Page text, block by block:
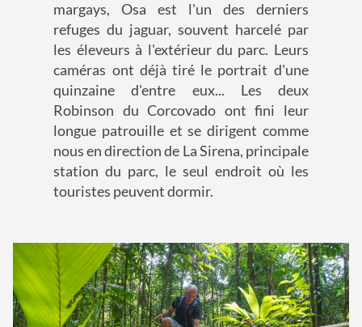
margays, Osa est l'un des derniers
refuges du jaguar, souvent harcelé par
les éleveurs à l'extérieur du parc. Leurs
caméras ont déjà tiré le portrait d'une
quinzaine d'entre eux... Les deux
Robinson du Corcovado ont fini leur
longue patrouille et se dirigent comme
nous en direction de La Sirena, principale
station du parc, le seul endroit où les
touristes peuvent dormir.